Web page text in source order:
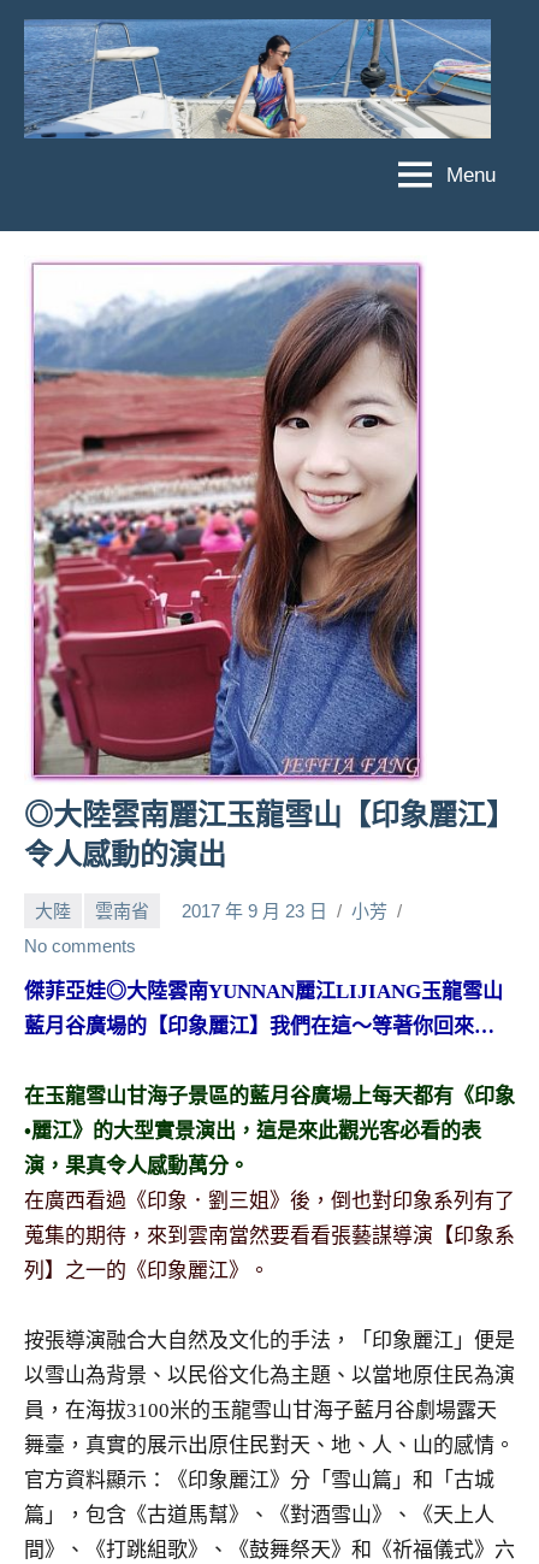
Skip
content
菲
亞
娃
JEFFIA
FANG
粉
絲
團、
主
旅
遊、
達
人
帶
路、
旅
遊
節
賓、
News
金
號
節
班
底、
景
目
主
持、
吳
哥
國
旅
遊
書
作
者、
各
發
Menu
◎大陸雲南麗江玉龍雪山【印象麗江】
令人感動的演出
大陸 雲南省 2017 年 9 月 23 日
小芳
No comments
傑菲亞娃◎大陸雲南YUNNAN麗江LIJIANG玉龍雪山
藍月谷廣場的【印象麗江】我們在這～等著你回來…
在玉龍雪山甘海子景區的藍月谷廣場上每天都有《印象
•麗江》的大型實景演出，這是來此觀光客必看的表
演，果真令人感動萬分。
在廣西看過《印象．劉三姐》後，倒也對印象系列有了
蒐集的期待，來到雲南當然要看看張藝謀導演【印象系
列】之一的《印象麗江》。
按張導演融合大自然及文化的手法，「印象麗江」便是
以雪山為背景、以民俗文化為主題、以當地原住民為演
員，在海拔3100米的玉龍雪山甘海子藍月谷劇場露天
舞臺，真實的展示出原住民對天、地、人、山的感情。
官方資料顯示：《印象麗江》分「雪山篇」和「古城
篇」，包含《古道馬幫》、《對酒雪山》、《天上人
間》、《打跳組歌》、《鼓舞祭天》和《祈福儀式》六